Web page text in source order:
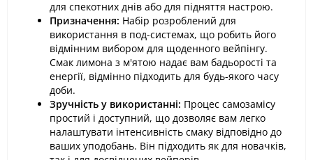
для спекотних днів або для підняття настрою.
Призначення: Набір розроблений для
використання в под-системах, що робить його
відмінним вибором для щоденного вейпінгу.
Смак лимона з м'ятою надає вам бадьорості та
енергії, відмінно підходить для будь-якого часу
доби.
Зручність у використанні: Процес самозамісу
простий і доступний, що дозволяє вам легко
налаштувати інтенсивність смаку відповідно до
ваших уподобань. Він підходить як для новачків,